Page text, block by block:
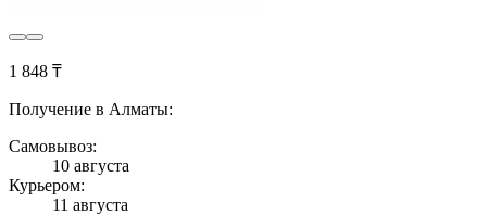
1 848 ₸
Получение в Алматы:
Самовывоз:
10 августа
Курьером:
11 августа